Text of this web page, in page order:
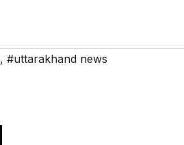
, #uttarakhand news